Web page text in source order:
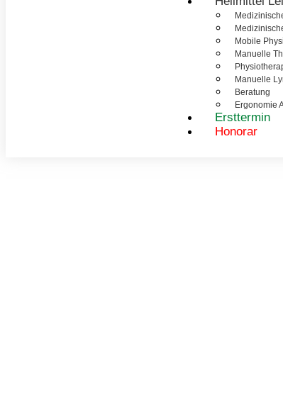
Mobile
Manuelle
Manuelle
Beratung
Ergonomie
Ersttermin
Honorar